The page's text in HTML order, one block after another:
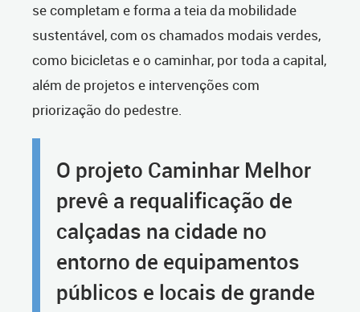
se completam e forma a teia da mobilidade
sustentável, com os chamados modais verdes,
como bicicletas e o caminhar, por toda a capital,
além de projetos e intervenções com
priorização do pedestre.
O projeto Caminhar Melhor
prevê a requalificação de
calçadas na cidade no
entorno de equipamentos
públicos e locais de grande